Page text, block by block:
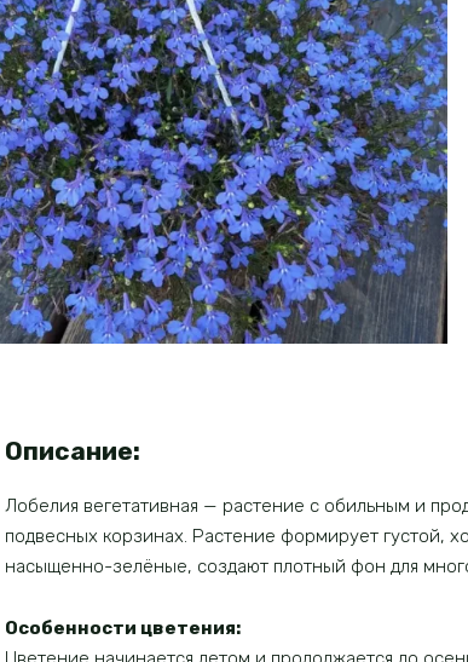
Описание:
Лобелия вегетативная — растение с обильным и
подвесных корзинах. Растение формирует густой,
насыщенно-зелёные, создают плотный фон для
Особенности цветения: